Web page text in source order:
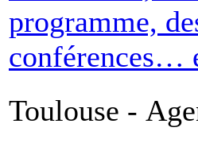
programme,
conférences…
Toulouse -